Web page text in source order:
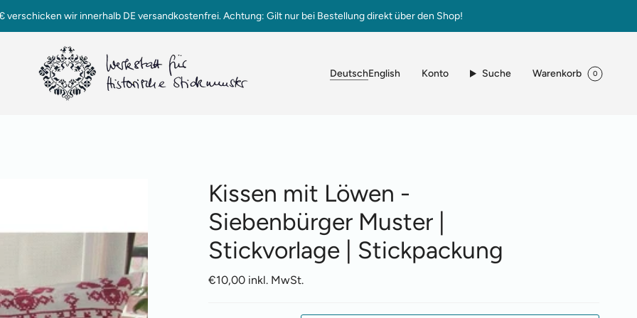
verschicken wir innerhalb DE versandkostenfrei. Achtung: Gilt nur bei Bestellung direkt über den Shop!
DeutschEnglish Konto Suche Warenkorb 0
Kissen mit Löwen -
Siebenbürger Muster |
Stickvorlage | Stickpackung
€10,00 inkl. MwSt.